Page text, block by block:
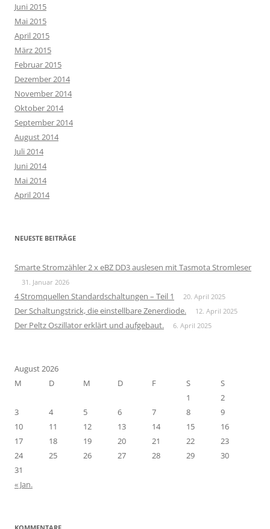
Juni 2015
Mai 2015
April 2015
März 2015
Februar 2015
Dezember 2014
November 2014
Oktober 2014
September 2014
August 2014
Juli 2014
Juni 2014
Mai 2014
April 2014
NEUESTE BEITRÄGE
Smarte Stromzähler 2 x eBZ DD3 auslesen mit Tasmota Stromleser
31. Januar 2026
4 Stromquellen Standardschaltungen – Teil 1 20. April 2025
Der Schaltungstrick, die einstellbare Zenerdiode. 12. April 2025
Der Peltz Oszillator erklärt und aufgebaut. 6. April 2025
August 2026
M
D M D F S
S
1
2
3
4 5 6 7 8
9
10
11 12 13 14 15
16
17
18 19 20 21 22
23
24
25 26 27 28 29
30
31
« Jan.